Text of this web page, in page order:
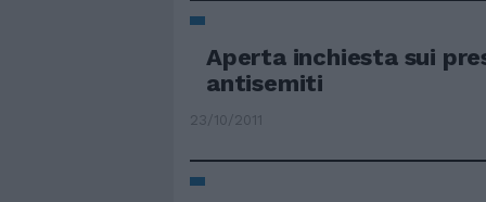
Aperta inchiesta sui
antisemiti
23/10/2011